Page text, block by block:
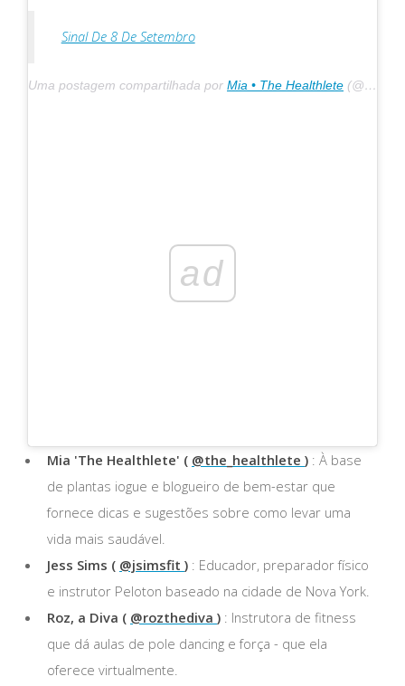
Sinal De 8 De Setembro
Uma postagem compartilhada por Mia • The Healthlete (@the_healthlete) em 6 de maio de 2020 às 13h27 PDT
ad
Mia 'The Healthlete' ( @the_healthlete ): À base
de plantas iogue e blogueiro de bem-estar que
fornece dicas e sugestões sobre como levar uma
vida mais saudável.
Jess Sims ( @jsimsfit ): Educador, preparador físico
e instrutor Peloton baseado na cidade de Nova York.
Roz, a Diva ( @rozthediva ): Instrutora de fitness
que dá aulas de pole dancing e força - que ela
oferece virtualmente.